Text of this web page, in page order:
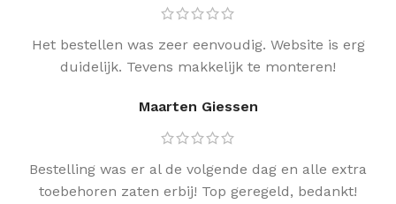
Het bestellen was zeer eenvoudig. Website is erg
duidelijk. Tevens makkelijk te monteren!
Maarten Giessen
Bestelling was er al de volgende dag en alle extra
toebehoren zaten erbij! Top geregeld, bedankt!